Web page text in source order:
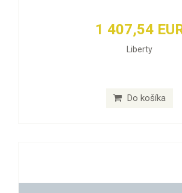
1 407,54
Liberty
Do košíka